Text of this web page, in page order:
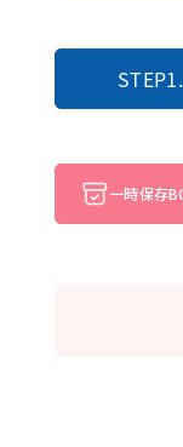
STEP1.
一時保存